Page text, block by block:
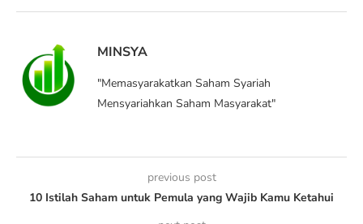
MINSYA
"Memasyarakatkan Saham Syariah
Mensyariahkan Saham Masyarakat"
previous post
10 Istilah Saham untuk Pemula yang Wajib Kamu Ketahui